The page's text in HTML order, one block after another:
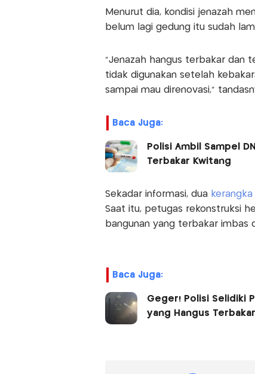
Menurut dia, kondisi jenazah
belum lagi gedung itu sudah
"Jenazah hangus terbakar dan
tidak digunakan setelah
sampai mau direnovasi,"
Baca Juga:
Polisi Ambil Sampel
Terbakar Kwitang
Sekadar informasi, dua
Saat itu, petugas rekonstruksi
bangunan yang terbakar imbas
Baca Juga:
Geger! Polisi Selidiki
yang Hangus Terbakar